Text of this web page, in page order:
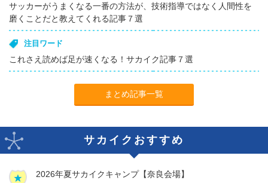
サッカーがうまくなる一番の方法が、技術指導ではなく人間性を
磨くことだと教えてくれる記事７選
注目ワード
これさえ読めば足が速くなる！サカイク記事７選
まとめ記事一覧
サカイクおすすめ
2026年夏サカイクキャンプ【奈良会場】